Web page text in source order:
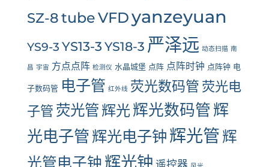
SZ-8tubeVFDyanzeyuan
YS9-3 YS13-3 YS18-3 严泽远 动态扫描 南
昌 宇宙 方点点阵 检测仪 水晶城堡 点阵 点阵时钟 点阵钟 电
子数码管 电子管 红外线 荧光数码管 荧光电
子管 荧光管 辉光辉光数码管辉
光电子管辉光电子钟辉光管 辉
光管电子钟 辉光钟 遥控器